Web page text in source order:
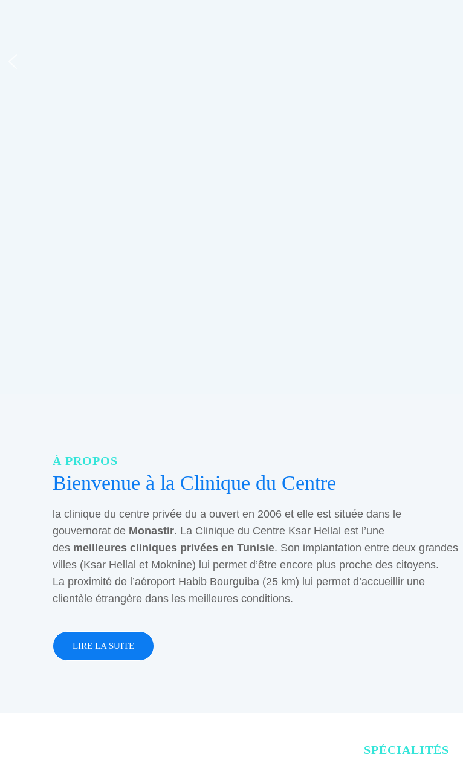
À PROPOS
Bienvenue à la Clinique du Centre
la clinique du centre privée du a ouvert en 2006 et elle est située dans le
gouvernorat de Monastir. La Clinique du Centre Ksar Hellal est l’une
des meilleures cliniques privées en Tunisie. Son implantation entre deux grandes
villes (Ksar Hellal et Moknine) lui permet d’être encore plus proche des citoyens.
La proximité de l’aéroport Habib Bourguiba (25 km) lui permet d’accueillir une
clientèle étrangère dans les meilleures conditions.
LIRE LA SUITE
SPÉCIALITÉS